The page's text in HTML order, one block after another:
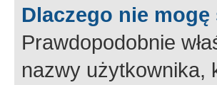
Dlaczego nie
Prawdopodobnie
nazwy użytkownika,